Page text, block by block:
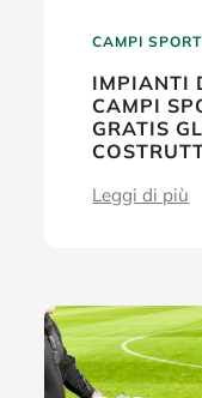
CAMPI
IMPIANTI
CAMPI
GRATIS
Leggi di più